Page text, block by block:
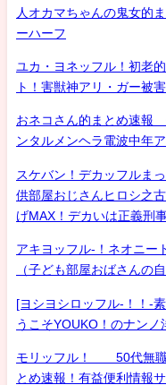
人オカマちゃんの鬼女的
ーハーフ
ユカ・ヨネッフル！初老
ト！害獣神アリ・ガー被
おネコさん的まとめ速報
ンタルメンヘラ電波中年
スケバン！デカッフルま
供部屋おじさんヒロシ之
げMAX！デカいは正義刑
アキヨッフル-！ネオニー
（子ども部屋おばさんの
[ヨシヨシロッフル-！！-
うこそYOUKO！のナン
モリッフル！ 50代無職
とめ速報！有益便利情報